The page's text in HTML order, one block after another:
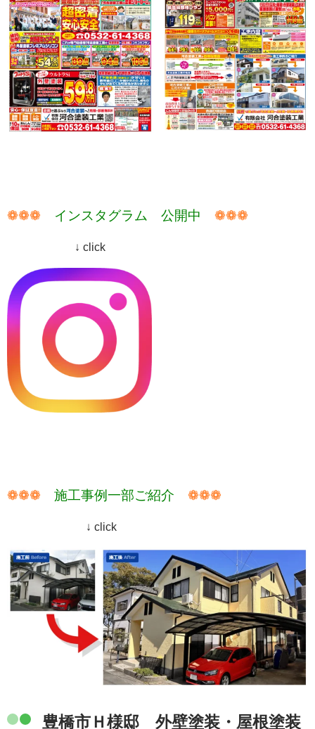
❁❁❁ インスタグラム 公開中 ❁❁❁
↓ click
❁❁❁ 施工事例一部ご紹介 ❁❁❁
↓ click
豊橋市Ｈ様邸 外壁塗装・屋根塗装